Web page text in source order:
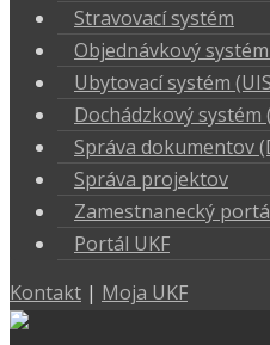
Stravovací systém
Objednávkový systém
Ubytovací systém
Dochádzkový systém
Správa dokumentov
Správa projektov
Zamestnanecký
Portál UKF
Kontakt | Moja UKF